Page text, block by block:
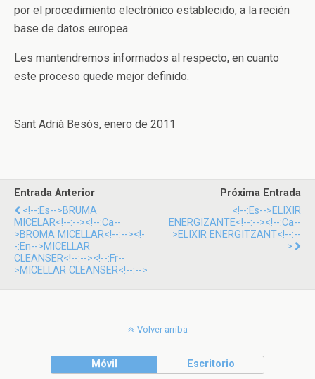
por el procedimiento electrónico establecido, a la recién
base de datos europea.
Les mantendremos informados al respecto, en cuanto
este proceso quede mejor definido.
Sant Adrià Besòs, enero de 2011
Entrada Anterior
<!--:es-->BRUMA
MICELAR<!--:--><!--:ca--
>BROMA MICELLAR<!--:--><!-
-:en-->MICELLAR
CLEANSER<!--:--><!--:fr--
>MICELLAR CLEANSER<!--:-->
Próxima Entrada
<!--:es-->ELIXIR
ENERGIZANTE<!--:--><!--:ca--
>ELIXIR ENERGITZANT<!--:--
>
Volver arriba
Móvil Escritorio